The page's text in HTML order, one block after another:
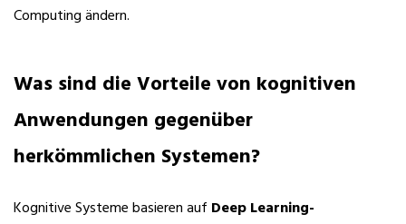
Computing ändern.
Was sind die Vorteile von kognitiven
Anwendungen gegenüber
herkömmlichen Systemen?
Kognitive Systeme basieren auf Deep Learning-